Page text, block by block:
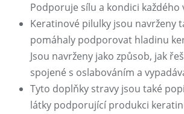
Podporuje sílu a kondici každého
Keratinové pilulky jsou navrženy
pomáhaly podporovat hladinu
Jsou navrženy jako způsob, jak
spojené s oslabováním a
Tyto doplňky stravy jsou také
látky podporující produkci